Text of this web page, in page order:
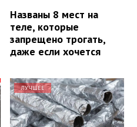
Названы 8 мест на
теле, которые
запрещено трогать,
даже если хочется
ЛУЧШЕЕ